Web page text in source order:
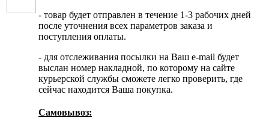
- товар будет отправлен в течение 1-3 рабочих дней
после уточнения всех параметров заказа и
поступления оплаты.
- для отслеживания посылки на Ваш e-mail будет
выслан номер накладной, по которому на сайте
курьерской службы сможете легко проверить, где
сейчас находится Ваша покупка.
Самовывоз: